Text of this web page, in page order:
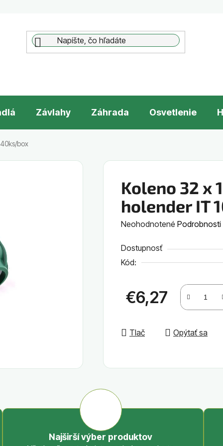
Závlahy Záhrada Osvetlenie
box
Koleno 32 x
holender IT
Priemerné
produktu
je
Neohodnotené
Dostupnosť
Kód:
€6,27
Jednotková cena:
Tlač Opýtať sa
Najširší výber produktov